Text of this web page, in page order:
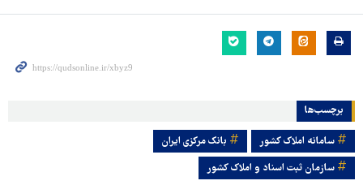
برچسب‌ها
سامانه املاک کشور
بانک مرکزی ایران
سازمان ثبت اسناد و املاک کشور